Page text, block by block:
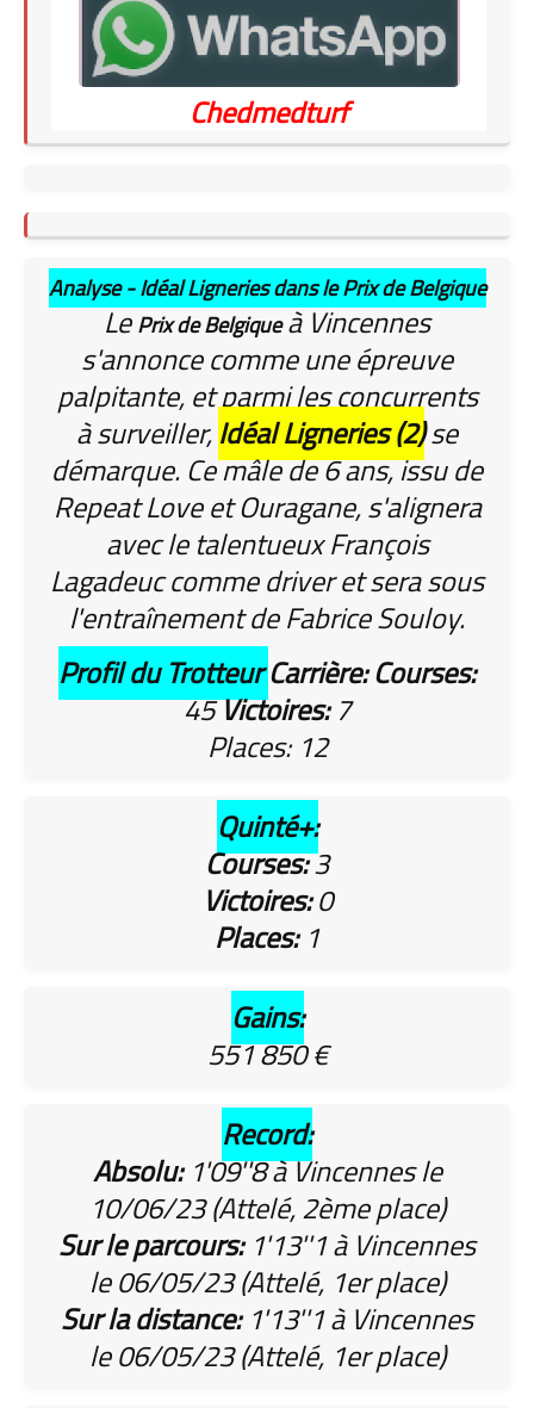
Chedmedturf
Analyse - Idéal Ligneries dans le Prix de Belgique
LePrix de Belgiqueà Vincennes
s'annonce comme une épreuve
palpitante, et parmi les concurrents
à surveiller,Idéal Ligneries (2)se
démarque. Ce mâle de 6 ans, issu de
Repeat Love et Ouragane, s'alignera
avec le talentueux François
Lagadeuc comme driver et sera sous
l'entraînement de Fabrice Souloy.
Profil du TrotteurCarrière:Courses:
45Victoires:7
Places: 12
Quinté+:
Courses:3
Victoires:0
Places:1
Gains:
551 850 €
Record:
Absolu:1'09''8 à Vincennes le
10/06/23 (Attelé, 2ème place)
Sur le parcours:1'13''1 à Vincennes
le 06/05/23 (Attelé, 1er place)
Sur la distance:1'13''1 à Vincennes
le 06/05/23 (Attelé, 1er place)